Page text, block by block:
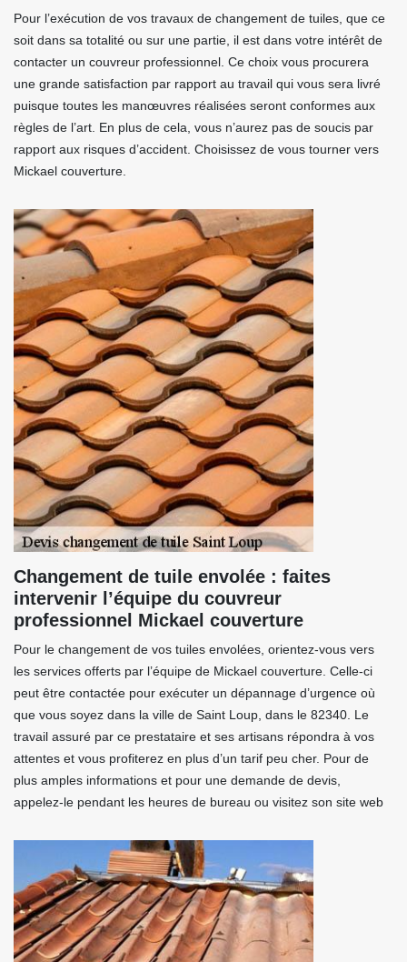
Pour l’exécution de vos travaux de changement de tuiles, que ce
soit dans sa totalité ou sur une partie, il est dans votre intérêt de
contacter un couvreur professionnel. Ce choix vous procurera
une grande satisfaction par rapport au travail qui vous sera livré
puisque toutes les manœuvres réalisées seront conformes aux
règles de l’art. En plus de cela, vous n’aurez pas de soucis par
rapport aux risques d’accident. Choisissez de vous tourner vers
Mickael couverture.
Changement de tuile envolée : faites
intervenir l’équipe du couvreur
professionnel Mickael couverture
Pour le changement de vos tuiles envolées, orientez-vous vers
les services offerts par l’équipe de Mickael couverture. Celle-ci
peut être contactée pour exécuter un dépannage d’urgence où
que vous soyez dans la ville de Saint Loup, dans le 82340. Le
travail assuré par ce prestataire et ses artisans répondra à vos
attentes et vous profiterez en plus d’un tarif peu cher. Pour de
plus amples informations et pour une demande de devis,
appelez-le pendant les heures de bureau ou visitez son site web